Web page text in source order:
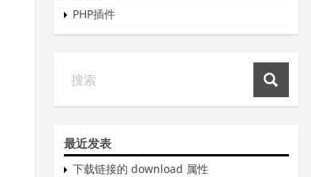
PHP插件
最近发表
下载链接的 download 属性